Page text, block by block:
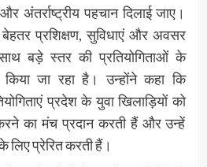
अंतर्राष्ट्रीय पहचान दिलाई जाए।
प्रशिक्षण, सुविधाएं और अवसर
बड़े स्तर की प्रतियोगिताओं के
किया जा रहा है। उन्होंने कहा कि
प्रदेश के युवा खिलाड़ियों को
करने का मंच प्रदान करती हैं और उन्हें
प्रेरित करती हैं।